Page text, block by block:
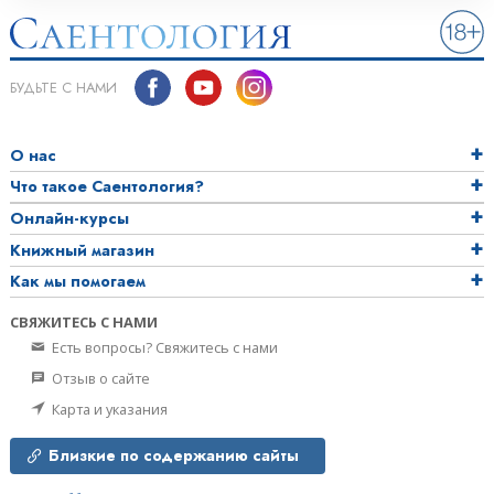
БУДЬТЕ С НАМИ
О нас
Что такое Саентология?
Онлайн-курсы
Книжный магазин
Как мы помогаем
СВЯЖИТЕСЬ С НАМИ
Есть вопросы? Свяжитесь с нами
Отзыв о сайте
Карта и указания
Близкие по содержанию сайты